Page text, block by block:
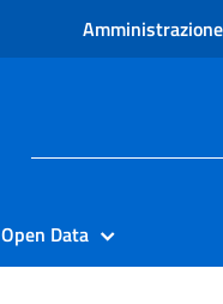
Open Data